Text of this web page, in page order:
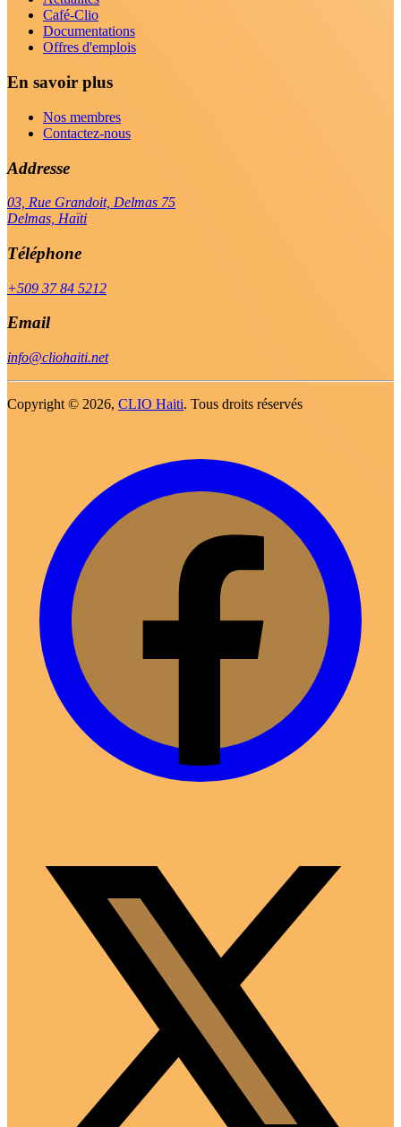
Café-Clio
Documentations
Offres d'emplois
En savoir plus
Nos membres
Contactez-nous
Addresse
03, Rue Grandoit, Delmas 75
Delmas, Haïti
Téléphone
+509 37 84 5212
Email
info@cliohaiti.net
Copyright © 2026, CLIO Haiti. Tous droits réservés